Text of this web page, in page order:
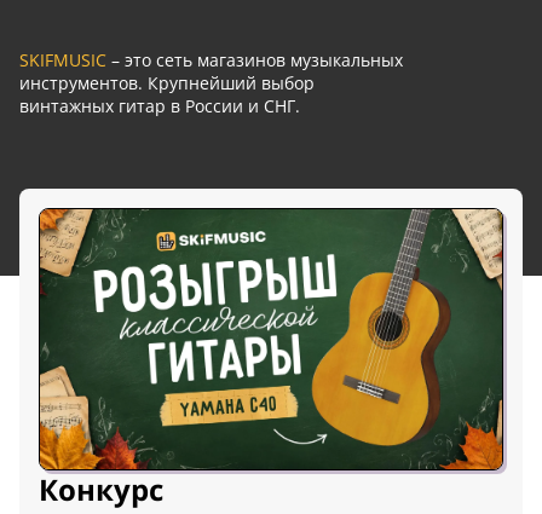
SKIFMUSIC – это сеть магазинов музыкальных
инструментов. Крупнейший выбор
винтажных гитар в России и СНГ.
Конкурс